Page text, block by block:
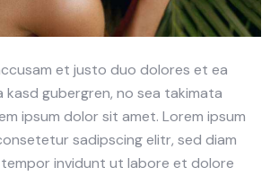
et justo duo dolores et ea
kasd gubergren, no sea takimata
ipsum dolor sit amet. Lorem ipsum
sadipscing elitr, sed diam
invidunt ut labore et dolore